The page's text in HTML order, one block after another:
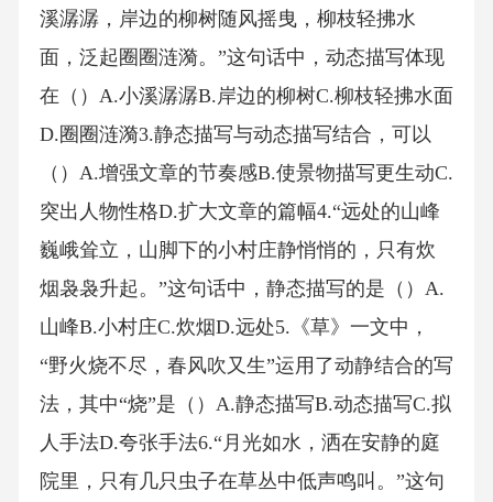
溪潺潺，岸边的柳树随风摇曳，柳枝轻拂水
面，泛起圈圈涟漪。”这句话中，动态描写体现
在（）A.小溪潺潺B.岸边的柳树C.柳枝轻拂水面
D.圈圈涟漪3.静态描写与动态描写结合，可以
（）A.增强文章的节奏感B.使景物描写更生动C.
突出人物性格D.扩大文章的篇幅4.“远处的山峰
巍峨耸立，山脚下的小村庄静悄悄的，只有炊
烟袅袅升起。”这句话中，静态描写的是（）A.
山峰B.小村庄C.炊烟D.远处5.《草》一文中，
“野火烧不尽，春风吹又生”运用了动静结合的写
法，其中“烧”是（）A.静态描写B.动态描写C.拟
人手法D.夸张手法6.“月光如水，洒在安静的庭
院里，只有几只虫子在草丛中低声鸣叫。”这句